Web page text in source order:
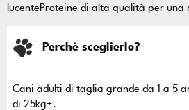
lucenteProteine di alta qualità per una
Perchè sceglierlo?
Cani adulti di taglia grande da 1 a 5
di 25kg+.